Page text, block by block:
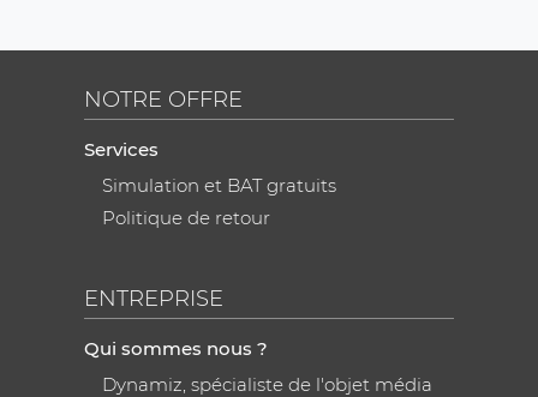
NOTRE OFFRE
Services
Simulation et BAT gratuits
Politique de retour
ENTREPRISE
Qui sommes nous ?
Dynamiz, spécialiste de l'objet média